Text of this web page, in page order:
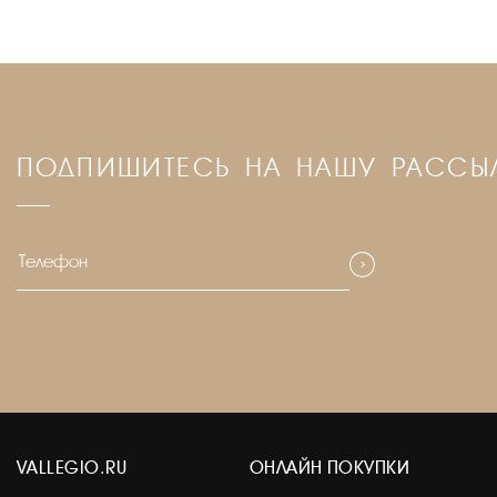
ПОДПИШИТЕСЬ НА НАШУ
VALLEGIO.RU ОНЛАЙН ПОКУПКИ